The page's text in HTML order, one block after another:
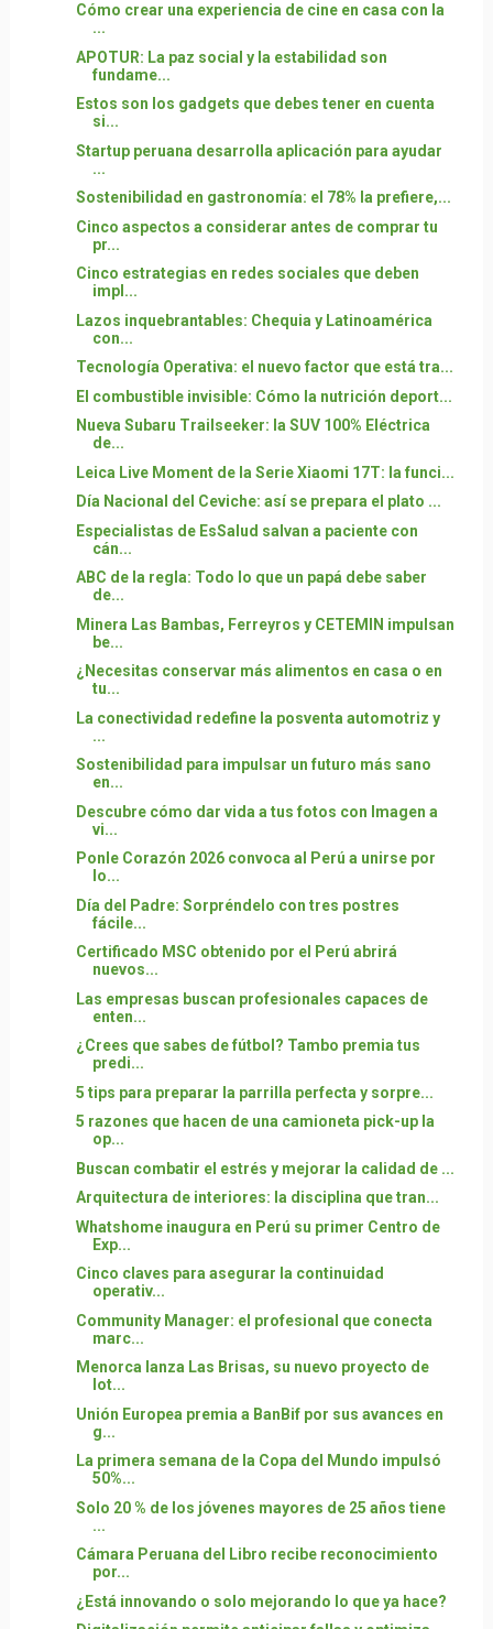
Cómo crear una experiencia de cine en casa con la
...
APOTUR: La paz social y la estabilidad son
fundame...
Estos son los gadgets que debes tener en cuenta
si...
Startup peruana desarrolla aplicación para ayudar
...
Sostenibilidad en gastronomía: el 78% la prefiere,...
Cinco aspectos a considerar antes de comprar tu
pr...
Cinco estrategias en redes sociales que deben
impl...
Lazos inquebrantables: Chequia y Latinoamérica
con...
Tecnología Operativa: el nuevo factor que está tra...
El combustible invisible: Cómo la nutrición deport...
Nueva Subaru Trailseeker: la SUV 100% Eléctrica
de...
Leica Live Moment de la Serie Xiaomi 17T: la funci...
Día Nacional del Ceviche: así se prepara el plato ...
Especialistas de EsSalud salvan a paciente con
cán...
ABC de la regla: Todo lo que un papá debe saber
de...
Minera Las Bambas, Ferreyros y CETEMIN impulsan
be...
¿Necesitas conservar más alimentos en casa o en
tu...
La conectividad redefine la posventa automotriz y
...
Sostenibilidad para impulsar un futuro más sano
en...
Descubre cómo dar vida a tus fotos con Imagen a
vi...
Ponle Corazón 2026 convoca al Perú a unirse por
lo...
Día del Padre: Sorpréndelo con tres postres
fácile...
Certificado MSC obtenido por el Perú abrirá
nuevos...
Las empresas buscan profesionales capaces de
enten...
¿Crees que sabes de fútbol? Tambo premia tus
predi...
5 tips para preparar la parrilla perfecta y sorpre...
5 razones que hacen de una camioneta pick-up la
op...
Buscan combatir el estrés y mejorar la calidad de ...
Arquitectura de interiores: la disciplina que tran...
Whatshome inaugura en Perú su primer Centro de
Exp...
Cinco claves para asegurar la continuidad
operativ...
Community Manager: el profesional que conecta
marc...
Menorca lanza Las Brisas, su nuevo proyecto de
lot...
Unión Europea premia a BanBif por sus avances en
g...
La primera semana de la Copa del Mundo impulsó
50%...
Solo 20 % de los jóvenes mayores de 25 años tiene
...
Cámara Peruana del Libro recibe reconocimiento
por...
¿Está innovando o solo mejorando lo que ya hace?